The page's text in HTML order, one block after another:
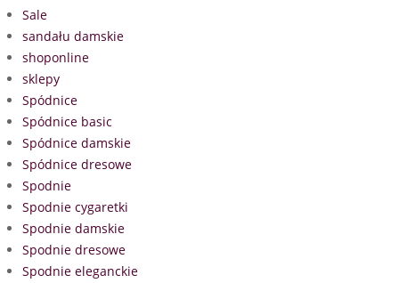
Sale
sandału damskie
shoponline
sklepy
Spódnice
Spódnice basic
Spódnice damskie
Spódnice dresowe
Spodnie
Spodnie cygaretki
Spodnie damskie
Spodnie dresowe
Spodnie eleganckie